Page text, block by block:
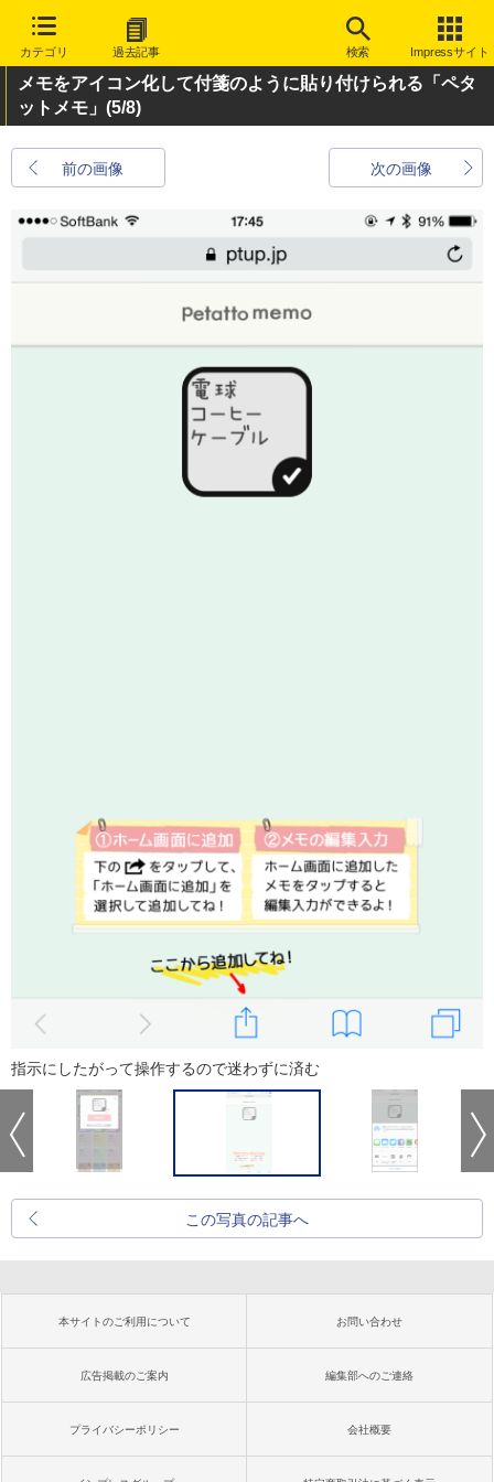
カテゴリ 過去記事 検索 Impressサイト
メモをアイコン化して付箋のように貼り付けられる「ペタ
ットメモ」 (5/8)
前の画像 次の画像
指示にしたがって操作するので迷わずに済む
この写真の記事へ
本サイトのご利用について お問い合わせ
広告掲載のご案内 編集部へのご連絡
プライバシーポリシー 会社概要